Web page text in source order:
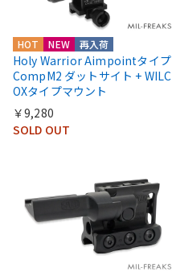
HOT NEW 再入荷
Holy Warrior Aimpointタイプ
CompM2 ダットサイト + WILC
OXタイプマウント
￥9,280
SOLD OUT